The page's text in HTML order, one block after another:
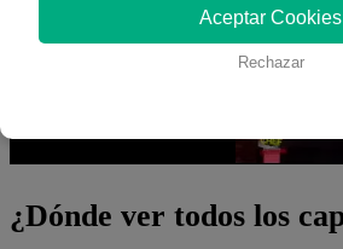
¿Dónde ver todos los
Aceptar Cookies
Rechazar